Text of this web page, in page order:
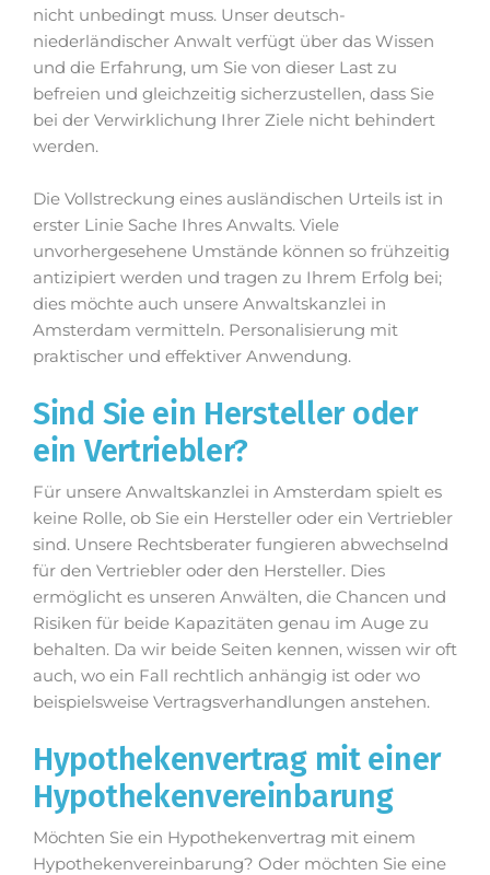
nicht unbedingt muss. Unser deutsch-
niederländischer Anwalt verfügt über das Wissen
und die Erfahrung, um Sie von dieser Last zu
befreien und gleichzeitig sicherzustellen, dass Sie
bei der Verwirklichung Ihrer Ziele nicht behindert
werden.
Die Vollstreckung eines ausländischen Urteils ist in
erster Linie Sache Ihres Anwalts. Viele
unvorhergesehene Umstände können so frühzeitig
antizipiert werden und tragen zu Ihrem Erfolg bei;
dies möchte auch unsere Anwaltskanzlei in
Amsterdam vermitteln. Personalisierung mit
praktischer und effektiver Anwendung.
Sind Sie ein Hersteller oder
ein Vertriebler?
Für unsere Anwaltskanzlei in Amsterdam spielt es
keine Rolle, ob Sie ein Hersteller oder ein Vertriebler
sind. Unsere Rechtsberater fungieren abwechselnd
für den Vertriebler oder den Hersteller. Dies
ermöglicht es unseren Anwälten, die Chancen und
Risiken für beide Kapazitäten genau im Auge zu
behalten. Da wir beide Seiten kennen, wissen wir oft
auch, wo ein Fall rechtlich anhängig ist oder wo
beispielsweise Vertragsverhandlungen anstehen.
Hypothekenvertrag mit einer
Hypothekenvereinbarung
Möchten Sie ein Hypothekenvertrag mit einem
Hypothekenvereinbarung? Oder möchten Sie eine